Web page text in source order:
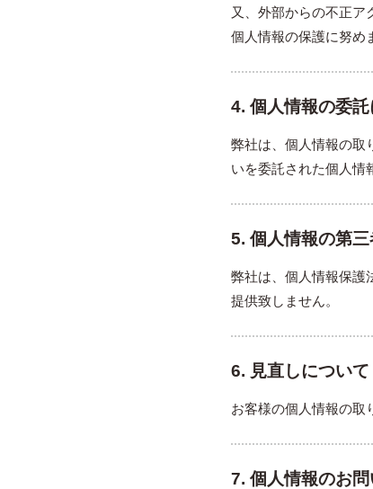
又、外部からの不正ア
個人情報の保護に努め
4. 個人情報の委
弊社は、個人情報の取
いを委託された個人情
5. 個人情報の第
弊社は、個人情報保護
提供致しません。
6. 見直しについて
お客様の個人情報の取
7. 個人情報のお